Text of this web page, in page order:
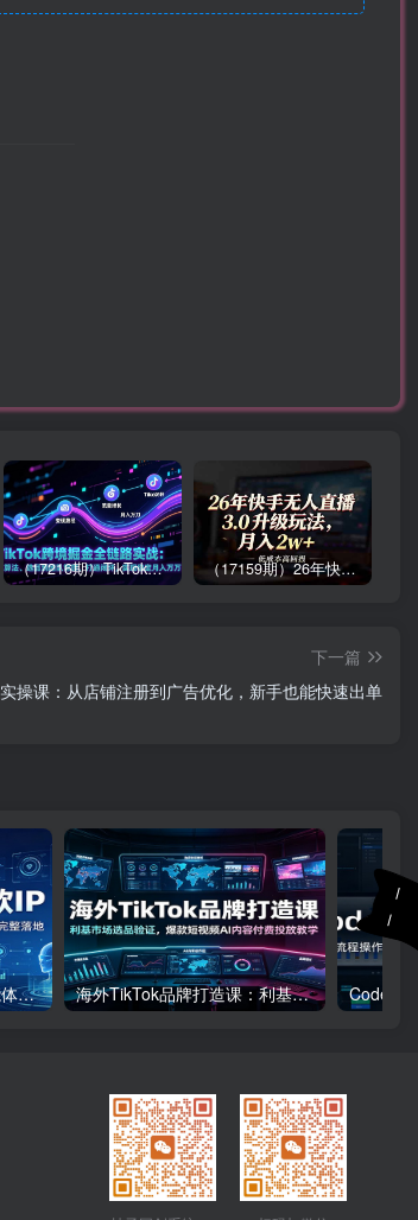
（17216期）TikTok跨境掘金全链路实战：从算法、选品到团队管理，打通闭环，实现稳定月入万刀 （17159期）26年快手无人直播3.0升级玩法，低成本高回报，月入2w+
下一篇
操课：从店铺注册到广告优化，新手也能快速出单
零基础打造爆款IP，从智能体环境部署到克隆生成文案改写完整落地 海外TikTok品牌打造课：利基市场选品验证，爆款短视频AI内容付费投放教学